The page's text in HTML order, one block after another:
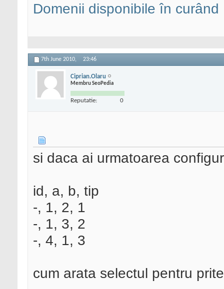
Domenii disponibile în curând
7th June 2010, 23:46
Ciprian.Olaru
Membru SeoPedia
Reputatie: 0
si daca ai urmatoarea
id, a, b, tip
-, 1, 2, 1
-, 1, 3, 2
-, 4, 1, 3
cum arata selectul pentru